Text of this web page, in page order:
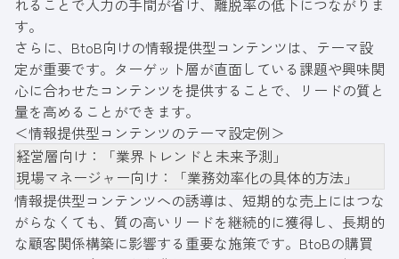
す。
さらに、BtoB向けの情報提供型コンテンツは、テーマ設
定が重要です。ターゲット層が直面している課題や興味関
心に合わせたコンテンツを提供することで、リードの質と
量を高めることができます。
＜情報提供型コンテンツのテーマ設定例＞
経営層向け：「業界トレンドと未来予測」
現場マネージャー向け：「業務効率化の具体的方法」
情報提供型コンテンツへの誘導は、短期的な売上にはつな
がらなくても、質の高いリードを継続的に獲得し、長期的
な顧客関係構築に影響する重要な施策です。BtoBの購買